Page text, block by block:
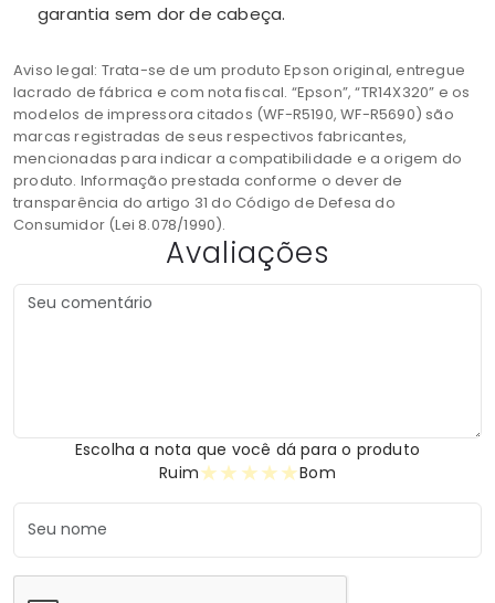
garantia sem dor de cabeça.
Aviso legal: Trata-se de um produto Epson original, entregue
lacrado de fábrica e com nota fiscal. “Epson”, “TR14X320” e os
modelos de impressora citados (WF-R5190, WF-R5690) são
marcas registradas de seus respectivos fabricantes,
mencionadas para indicar a compatibilidade e a origem do
produto. Informação prestada conforme o dever de
transparência do artigo 31 do Código de Defesa do
Consumidor (Lei 8.078/1990).
Avaliações
Escolha a nota que você dá para o produto
Ruim
★
★
★
★
★ Bom